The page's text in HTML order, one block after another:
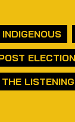
INDIGENOUS
ELECTION
THE LISTENING